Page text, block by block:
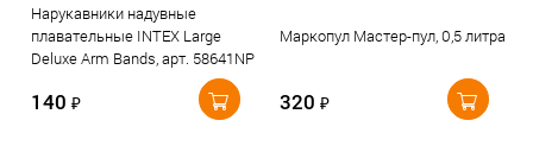
Нарукавники надувные
плавательные INTEX Large
Deluxe Arm Bands, арт. 58641NP
140 ₽
Маркопул Мастер-пул, 0,5 литра
320 ₽